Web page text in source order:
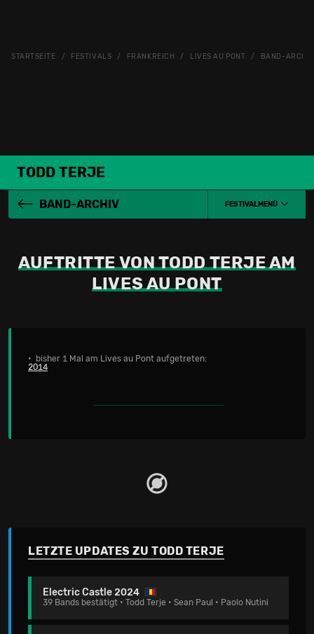
STARTSEITE FESTIVALS FRANKREICH LIVES AU PONT BAND-ARCHIV
TODD TERJE
BAND-ARCHIV FESTIVALMENÜ
AUFTRITTE VON TODD TERJE AM
LIVES AU PONT
• bisher 1 Mal am Lives au Pont aufgetreten:
2014
LETZTE UPDATES ZU TODD TERJE
Electric Castle 2024
39 Bands bestätigt • Todd Terje • Sean Paul • Paolo Nutini